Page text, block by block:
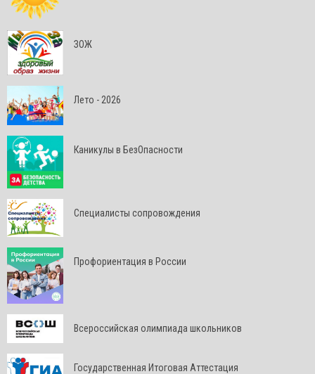
ЗОЖ
Лето - 2026
Каникулы в БезОпасности
Специалисты сопровождения
Профориентация в России
Всероссийская олимпиада школьников
Государственная Итоговая Аттестация